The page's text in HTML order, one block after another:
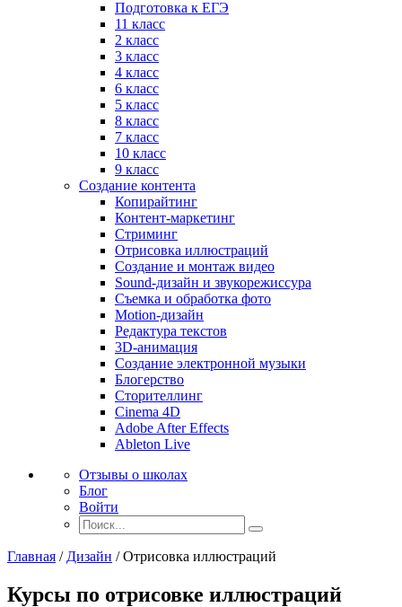
Подготовка к ЕГЭ
11 класс
2 класс
3 класс
4 класс
6 класс
5 класс
8 класс
7 класс
10 класс
9 класс
Создание контента
Копирайтинг
Контент-маркетинг
Стриминг
Отрисовка иллюстраций
Создание и монтаж видео
Sound-дизайн и звукорежиссура
Съемка и обработка фото
Motion-дизайн
Редактура текстов
3D-анимация
Создание электронной музыки
Блогерство
Сторителлинг
Cinema 4D
Adobe After Effects
Ableton Live
Отзывы о школах
Блог
Войти
Главная / Дизайн /Отрисовка иллюстраций
Курсы по отрисовке иллюстраций